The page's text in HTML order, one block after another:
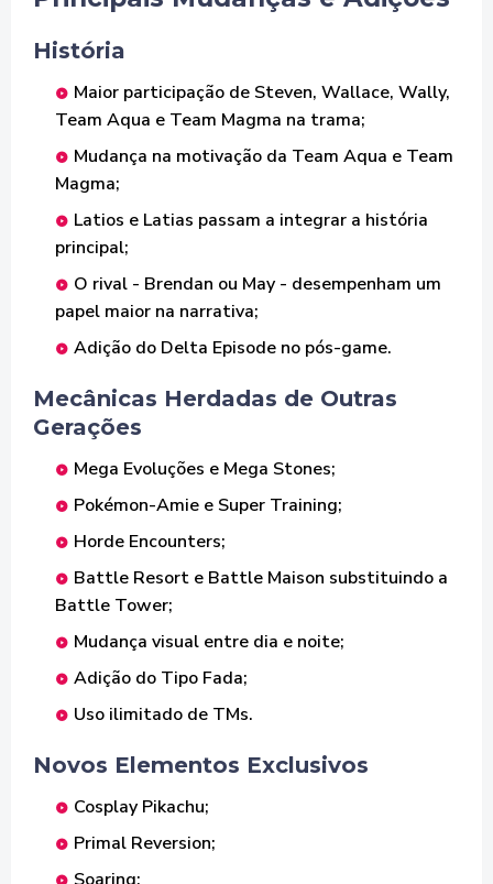
História
Maior participação de Steven, Wallace, Wally,
Team Aqua e Team Magma na trama;
Mudança na motivação da Team Aqua e Team
Magma;
Latios e Latias passam a integrar a história
principal;
O rival - Brendan ou May - desempenham um
papel maior na narrativa;
Adição do Delta Episode no pós-game.
Mecânicas Herdadas de Outras
Gerações
Mega Evoluções e Mega Stones;
Pokémon-Amie e Super Training;
Horde Encounters;
Battle Resort e Battle Maison substituindo a
Battle Tower;
Mudança visual entre dia e noite;
Adição do Tipo Fada;
Uso ilimitado de TMs.
Novos Elementos Exclusivos
Cosplay Pikachu;
Primal Reversion;